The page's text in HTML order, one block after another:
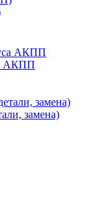
АКПП
замена)